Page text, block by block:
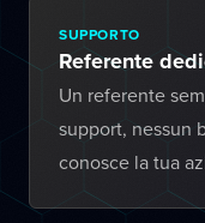
SUPPORTO
Referente
Un referente
support, nessun
conosce la tua